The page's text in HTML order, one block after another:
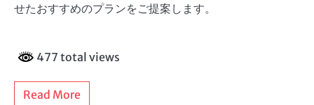
せたおすすめのプランをご提案します。
477 total views
Read More